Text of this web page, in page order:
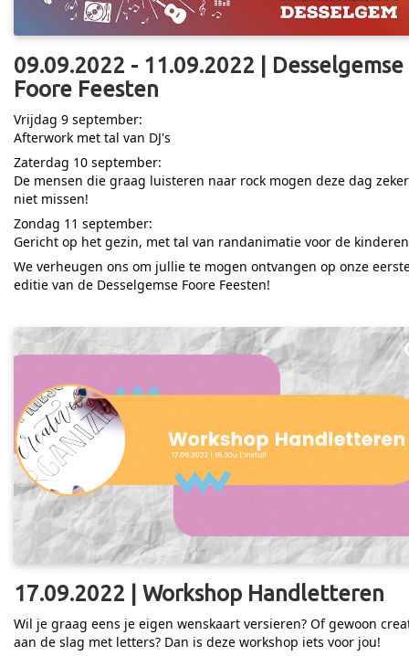
09.09.2022 - 11.09.2022 | Desselgemse
Foore Feesten
Vrijdag 9 september:
Afterwork met tal van DJ's
Zaterdag 10 september:
De mensen die graag luisteren naar rock mogen deze dag zeker
niet missen!
Zondag 11 september:
Gericht op het gezin, met tal van randanimatie voor de
We verheugen ons om jullie te mogen ontvangen op onze
editie van de Desselgemse Foore Feesten!
17.09.2022 | Workshop Handletteren
Wil je graag eens je eigen wenskaart versieren? Of gewoon
aan de slag met letters? Dan is deze workshop iets voor jou!